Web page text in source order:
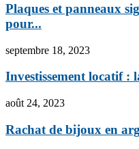
Plaques et panneaux
pour...
septembre 18, 2023
Investissement locatif :
août 24, 2023
Rachat de bijoux en